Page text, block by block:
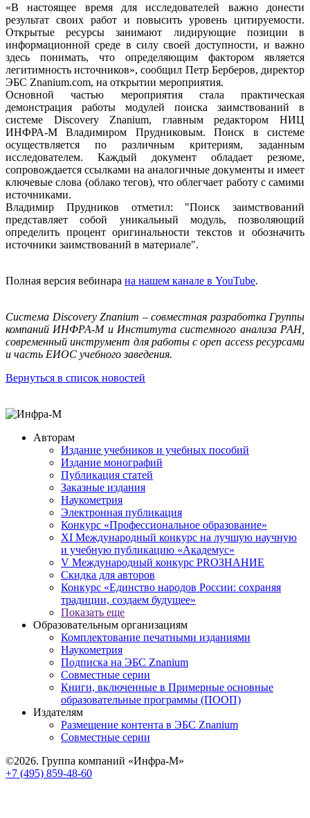
«В настоящее время для исследователей важно донести
результат своих работ и повысить уровень цитируемости.
Открытые ресурсы занимают лидирующие позиции в
информационной среде в силу своей доступности, и важно
здесь понимать, что определяющим фактором является
легитимность источников», сообщил Петр Берберов, директор
ЭБС Znanium.com, на открытии мероприятия.
Основной частью мероприятия стала практическая
демонстрация работы модулей поиска заимствований в
системе Discovery Znanium, главным редактором НИЦ
ИНФРА-М Владимиром Прудниковым. Поиск в системе
осуществляется по различным критериям, заданным
исследователем. Каждый документ обладает резюме,
сопровождается ссылками на аналогичные документы и имеет
ключевые слова (облако тегов), что облегчает работу с самими
источниками.
Владимир Прудников отметил: "Поиск заимствований
представляет собой уникальный модуль, позволяющий
определить процент оригинальности текстов и обозначить
источники заимствований в материале".
Полная версия вебинара на нашем канале в YouTube.
Система Discovery Znanium – совместная разработка Группы
компаний ИНФРА-М и Института системного анализа РАН,
современный инструмент для работы с open access ресурсами
и часть ЕИОС учебного заведения.
Вернуться в список новостей
Авторам
Издание учебников и учебных пособий
Издание монографий
Публикация статей
Заказные издания
Наукометрия
Электронная публикация
Конкурс «Профессиональное образование»
XI Международный конкурс на лучшую научную
и учебную публикацию «Академус»
V Международный конкурс PROЗНАНИЕ
Скидка для авторов
Конкурс «Единство народов России: сохраняя
традиции, создаем будущее»
Показать еще
Образовательным организациям
Комплектование печатными изданиями
Наукометрия
Подписка на ЭБС Znanium
Совместные серии
Книги, включенные в Примерные основные
образовательные программы (ПООП)
Издателям
Размещение контента в ЭБС Znanium
Совместные серии
©2026. Группа компаний «Инфра-М»
+7 (495) 859-48-60